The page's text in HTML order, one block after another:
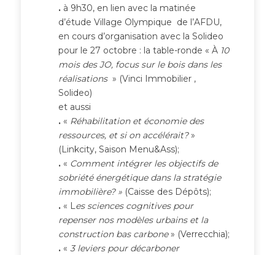
. à 9h30, en lien avec la matinée
d’étude Village Olympique de l’AFDU,
en cours d’organisation avec la Solideo
pour le 27 octobre : la table-ronde « À 10
mois des JO, focus sur le bois dans les
réalisations» (Vinci Immobilier ,
Solideo)
et aussi
. « Réhabilitation et économie des
ressources, et si on accélérait?»
(Linkcity, Saison Menu&Ass);
. « Comment intégrer les objectifs de
sobriété énergétique dans la stratégie
immobilière? »(Caisse des Dépôts);
. « Les sciences cognitives pour
repenser nos modèles urbains et la
construction bas carbone» (Verrecchia);
. « 3 leviers pour décarboner